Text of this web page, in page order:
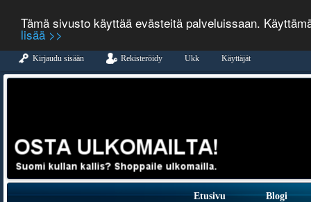
Tämä sivusto käyttää evästeitä palveluissaan.
lisää >>
Kirjaudu sisään Rekisteröidy Ukk Käyttäjät
Etusivu Blogi